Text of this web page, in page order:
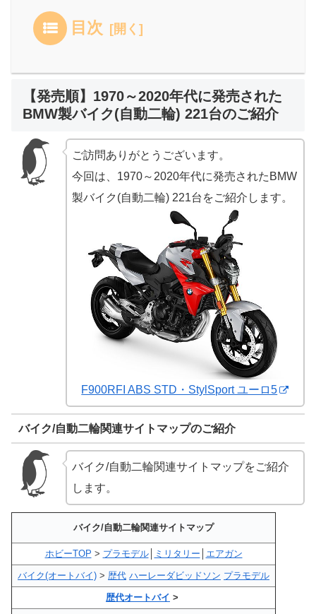
目次
【発売順】1970～2020年代に発売された
BMW製バイク(自動二輪) 221台のご紹介
ご訪問ありがとうございます。
今回は、1970～2020年代に発売されたBMW
製バイク(自動二輪) 221台をご紹介します。
F900RFI ABS STD・StylSport ユーロ5
バイク/自動二輪関連サイトマップのご紹介
バイク/自動二輪関連サイトマップをご紹介
します。
バイク/自動二輪関連サイトマップ
ホビーTOP > プラモデル│ ミリタリー エアガン
バイク(オートバイ) > 歴代 ハーレーダビッドソン プラモデル
歴代オートバイ >